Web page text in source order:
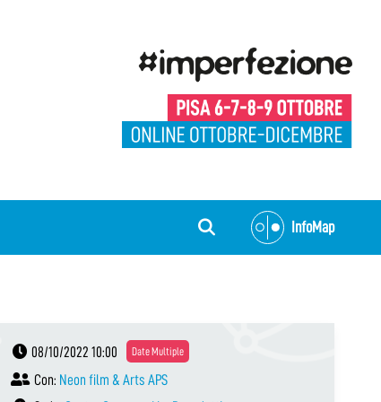
InfoMap
08/10/2022 10:00 Date Multiple
Con: Neon film & Arts APS